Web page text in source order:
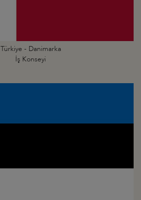
Türkiye - Danimarka
İş Konseyi